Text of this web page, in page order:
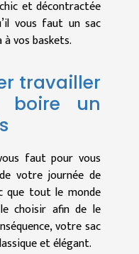
et décontractée
vous faut un sac
vos baskets.
travailler
boire un
faut pour vous
votre journée de
que tout le monde
choisir afin de le
votre sac
et élégant.